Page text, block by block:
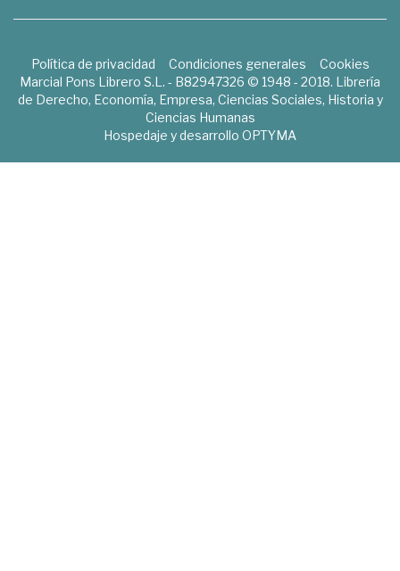
Política de privacidad Condiciones generales
Cookies
Marcial Pons Librero S.L. - B82947326 © 1948 - 2018. Librería
de Derecho, Economía, Empresa, Ciencias Sociales, Historia y
Ciencias Humanas
Hospedaje y desarrollo OPTYMA